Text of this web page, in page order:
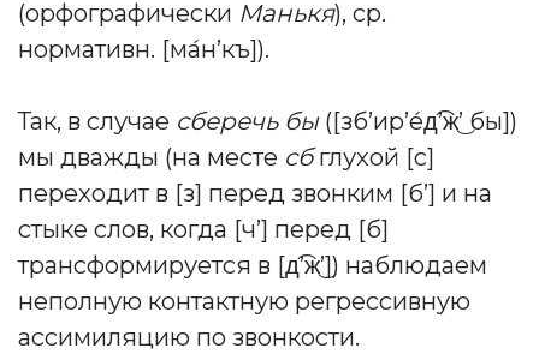
(орфографически Манькя), ср.
нормативн. [ма́н’къ]).
Так, в случае сберечь бы ([зб’ир’е́д͡’ж͜’ бы])
мы дважды (на месте сбглухой [с]
переходит в [з] перед звонким [б’] и на
стыке слов, когда [ч’] перед [б]
трансформируется в [д͡’ж͜’]) наблюдаем
неполную контактную регрессивную
ассимиляцию по звонкости.